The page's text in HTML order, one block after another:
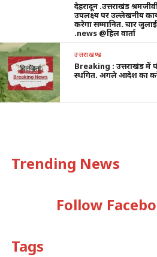
देहरादून .उत्तराखंड
उपलक्ष्य पर उल्लेखनीय
करेगा सम्मानित. चार
.news @हिल वार्ता
उत्तराखण्ड
Breaking : उत्तराखंड में
स्थगित. अगले आदेश का करें
Trending News
Follow
Tags